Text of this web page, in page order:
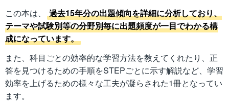
この本は、
過去15年分の出題傾向を詳細に分析しており、
テーマや試験別等の分野別毎に出題頻度が一目でわかる構
成になっています。
また、科目ごとの効率的な学習方法を教えてくれたり、正
答を見つけるための手順をSTEPごとに示す解説など、学習
効率を上げるための様々な工夫が凝らされた1冊となってい
ます。